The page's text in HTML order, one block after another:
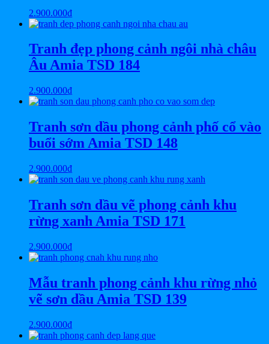
2.900.000₫
Tranh đẹp phong cảnh ngôi nhà châu
Âu Amia TSD 184
2.900.000₫
Tranh sơn dầu phong cảnh phố cổ vào
buổi sớm Amia TSD 148
2.900.000₫
Tranh sơn dầu vẽ phong cảnh khu
rừng xanh Amia TSD 171
2.900.000₫
Mẫu tranh phong cảnh khu rừng nhỏ
vẽ sơn dầu Amia TSD 139
2.900.000₫